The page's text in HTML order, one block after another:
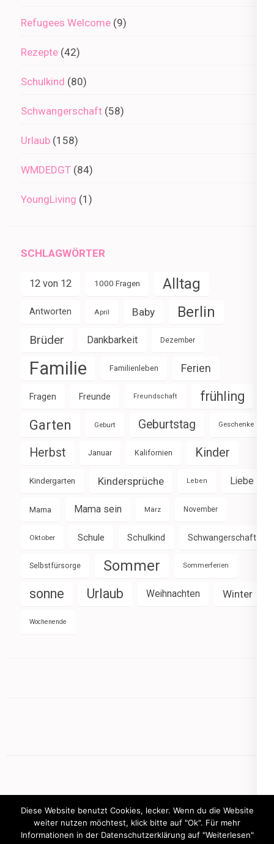
Refugees Welcome (9)
Rezepte (42)
Schulkind (80)
Schwangerschaft (58)
Urlaub (158)
WMDEDGT (84)
YoungLiving (1)
SCHLAGWÖRTER
12 von 12 1000 Fragen Alltag
Antworten April Baby Berlin
Brüder Dankbarkeit Dezember
Familie Familienleben Ferien
Fragen Freunde Freundschaft frühling
Garten Geburt Geburtstag Geschenke
Herbst Januar Kalifornien Kinder
Kindergarten Kindersprüche Leben Liebe
Mama Mama sein März November
Oktober Schule Schulkind Schwangerschaft
Selbstfürsorge Sommer Sommerferien
sonne Urlaub Weihnachten Winter
Wochenende
Diese Website benutzt Cookies, lecker. Wenn du die Website
weiter nutzen möchtest, klick bitte auf "Ok". Für mehr
Informationen in der Datenschutzerklärung auf "Weiterlesen"